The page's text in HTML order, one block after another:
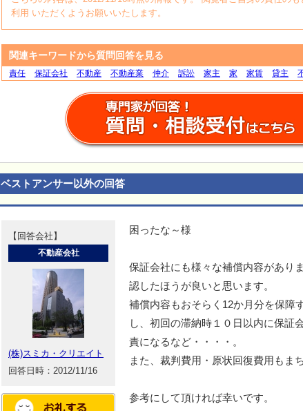
利用 いただくようお願いいたします。
関連キーワードから質問回答を見る
責任 保証会社 不動産 不動産業 仲介 訴訟 家主 家 家賃 貸主
ベストアンサー以外の回答
【回答会社】
不動産会社
(株)スミカ・クリエイト
回答日時：2012/11/16
困ったな～様
保証会社にも様々な補償内容があり
認したほうが良いと思います。
補償内容もおそらく12か月分を保障
し、初回の滞納時１０日以内に保証
責になるなど・・・・。
また、裁判費用・原状回復費用もま
参考にして頂ければ幸いです。